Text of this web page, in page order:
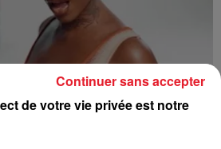
de votre vie privée est notre
Continuer sans accepter